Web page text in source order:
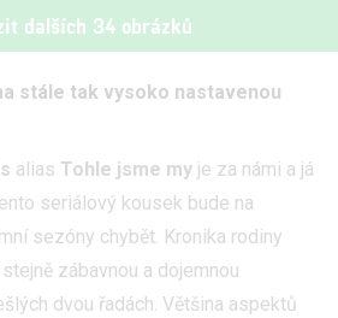
dalších 34 obrázků
stále tak vysoko nastavenou
alias Tohle jsme my je za námi a já
seriálový kousek bude na
sezóny chybět. Kronika rodiny
zábavnou a dojemnou
dvou řadách. Většina aspektů